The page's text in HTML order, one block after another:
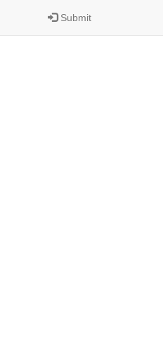
Submit